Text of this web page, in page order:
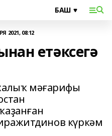
2021, 08:12
етәксегә
мәғарифы
күркәм